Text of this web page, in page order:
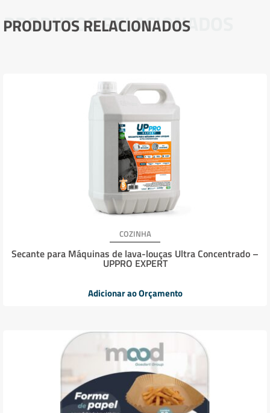
PRODUTOS RELACIONADOS
PRODUTOS RELACIONADOS
COZINHA
Secante para Máquinas de lava-louças Ultra Concentrado –
UPPRO EXPERT
Adicionar ao Orçamento